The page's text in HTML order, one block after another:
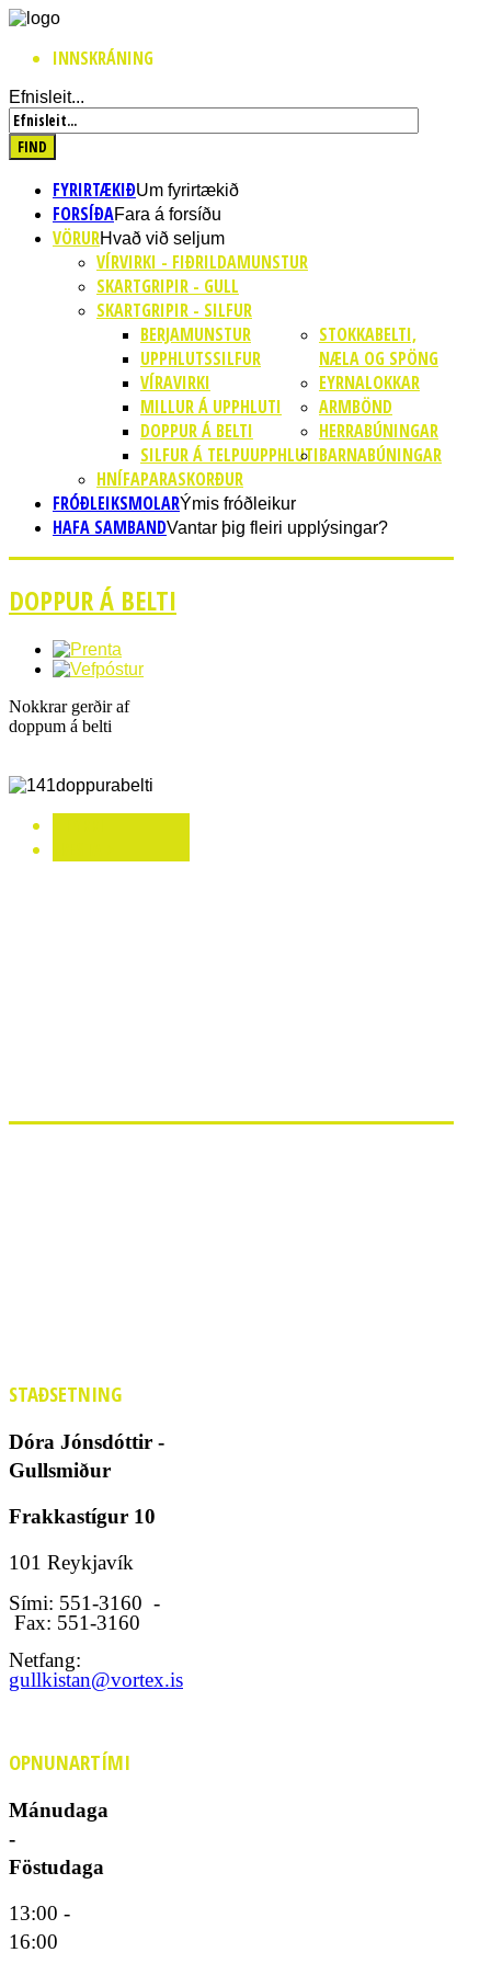
INNSKRÁNING
Efnisleit...
FYRIRTÆKIÐUm fyrirtækið
FORSÍÐAFara á forsíðu
VÖRURHvað við seljum
VÍRVIRKI - FIÐRILDAMUNSTUR
SKARTGRIPIR - GULL
SKARTGRIPIR - SILFUR
BERJAMUNSTUR
UPPHLUTSSILFUR
VÍRAVIRKI
MILLUR Á UPPHLUTI
DOPPUR Á BELTI
SILFUR Á TELPUUPPHLUTI
STOKKABELTI,
NÆLA OG SPÖNG
EYRNALOKKAR
ARMBÖND
HERRABÚNINGAR
BARNABÚNINGAR
HNÍFAPARASKORÐUR
FRÓÐLEIKSMOLARÝmis fróðleikur
HAFA SAMBANDVantar þig fleiri upplýsingar?
DOPPUR Á BELTI
Nokkrar gerðir af
doppum á belti
STAÐSETNING
Dóra Jónsdóttir -
Gullsmiður
Frakkastígur 10
101 Reykjavík
Sími: 551-3160 -
Fax: 551-3160
Netfang:
gullkistan@vortex.is
OPNUNARTÍMI
Mánudaga
-
Föstudaga
13:00 -
16:00